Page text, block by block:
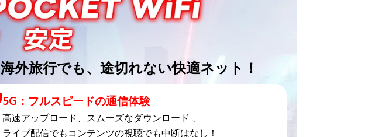
海外旅行でも、途切れない快適ネット！
5G：フルスピードの通信体験
高速アップロード、スムーズなダウンロード 、
ライブ配信でもコンテンツの視聴でも中断はなし！